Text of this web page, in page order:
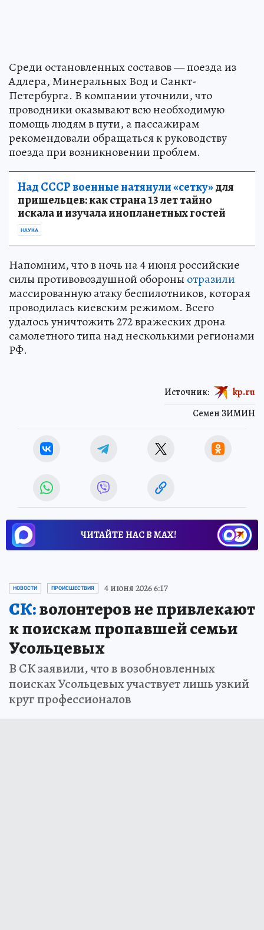
Среди остановленных составов — поезда из
Адлера, Минеральных Вод и Санкт-
Петербурга. В компании уточнили, что
проводники оказывают всю необходимую
помощь людям в пути, а пассажирам
рекомендовали обращаться к руководству
поезда при возникновении проблем.
Над СССР военные натянули «сетку»для
пришельцев: как страна 13 лет тайно
искала и изучала инопланетных гостей
НАУКА
Напомним, что в ночь на 4 июня российские
силы противовоздушной обороны отразили
массированную атаку беспилотников, которая
проводилась киевским режимом. Всего
удалось уничтожить 272 вражеских дрона
самолетного типа над несколькими регионами
РФ.
Семен ЗИМИН
Источник: kp.ru
ЧИТАЙТЕ НАС В МАХ!
НОВОСТИ ПРОИСШЕСТВИЯ 4 июня 2026 6:17
СК:волонтеров не привлекают
к поискам пропавшей семьи
Усольцевых
В СК заявили, что в возобновленных
поисках Усольцевых участвует лишь узкий
круг профессионалов